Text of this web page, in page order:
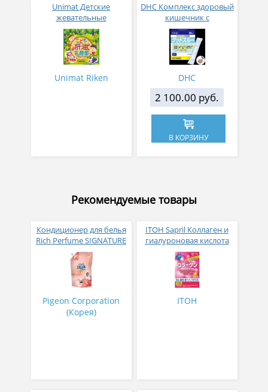
Unimat Детские
жевательные
Молочнокислые
бактерии и витамин D со
вкусом винограда 100
штук
Unimat Riken
DHC Комплекс здоровый
кишечник с
бифидобактериями и
лактоферрином 30
стиков
DHC
2 100.00 руб.
В КОРЗИНУ
Рекомендуемые товары
Кондиционер для белья
Rich Perfume SIGNATURE
парфюмированный
супер-концентрат с
ароматом Фиеста 1,6 л
Pigeon Corporation
(Корея)
ITOH Sapril Коллаген и
гиалуроновая кислота
со вкусом манго 30
стиков
ITOH